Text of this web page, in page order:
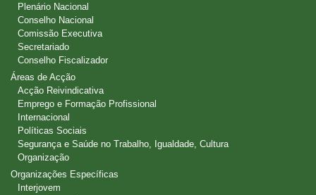
Plenário Nacional
Conselho Nacional
Comissão Executiva
Secretariado
Conselho Fiscalizador
Áreas de Acção
Acção Reivindicativa
Emprego e Formação Profissional
Internacional
Políticas Sociais
Segurança e Saúde no Trabalho, Igualdade, Cultura
Organização
Organizações Específicas
Interjovem